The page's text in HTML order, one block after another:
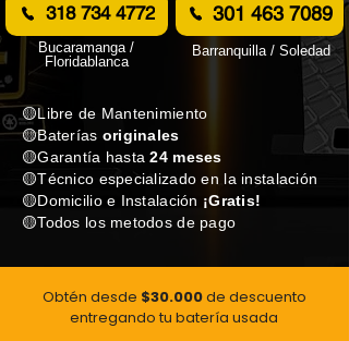
318 734 4772
Bucaramanga /
Floridablanca
301 463 7089
Barranquilla / Soledad
🟡Libre de Mantenimiento
🟡Baterías originales
🟡Garantía hasta24 meses
🟡Técnico especializado en la instalación
🟡Domicilio e Instalación ¡Gratis!
🟡Todos los metodos de pago
Obtén desde $30.000de descuento
entregando tu batería usada